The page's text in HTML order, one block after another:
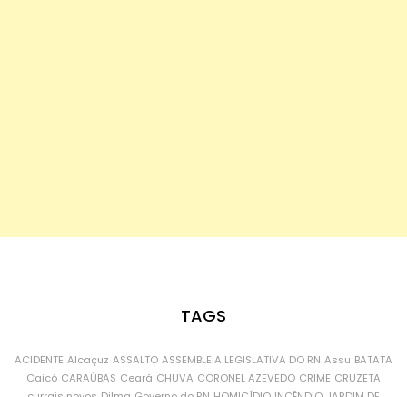
TAGS
ACIDENTE Alcaçuz ASSALTO ASSEMBLEIA LEGISLATIVA DO RN Assu BATATA
Caicó CARAÚBAS Ceará CHUVA CORONEL AZEVEDO CRIME CRUZETA